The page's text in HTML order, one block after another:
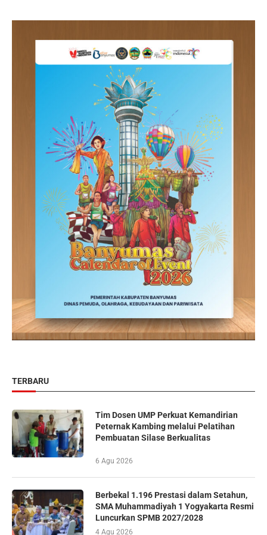
TERBARU
Tim Dosen UMP Perkuat Kemandirian
Peternak Kambing melalui Pelatihan
Pembuatan Silase Berkualitas
6 Agu 2026
Berbekal 1.196 Prestasi dalam Setahun,
SMA Muhammadiyah 1 Yogyakarta Resmi
Luncurkan SPMB 2027/2028
4 Agu 2026